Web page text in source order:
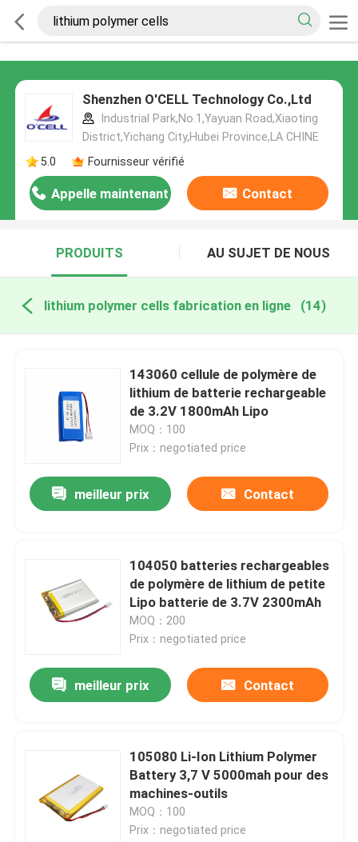
Shenzhen O'CELL Technology Co.,Ltd
Industrial Park,No.1,Yayuan Road,Xiaoting
District,Yichang City,Hubei Province,LA CHINE
5.0
Fournisseur vérifié
Appelle maintenant Contact
PRODUITS AU SUJET DE NOUS
lithium polymer cells fabrication en ligne (14)
143060 cellule de polymère de
lithium de batterie rechargeable
de 3.2V 1800mAh Lipo
MOQ：100
Prix：negotiated price
meilleur prix Contact
104050 batteries rechargeables
de polymère de lithium de petite
Lipo batterie de 3.7V 2300mAh
MOQ：200
Prix：negotiated price
meilleur prix Contact
105080 Li-Ion Lithium Polymer
Battery 3,7 V 5000mah pour des
machines-outils
MOQ：100
Prix：negotiated price